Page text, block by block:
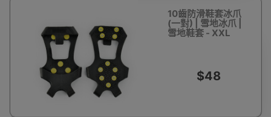
10齒防滑鞋套冰爪
(一對) | 雪地冰爪 |
雪地鞋套 - XXL
$48